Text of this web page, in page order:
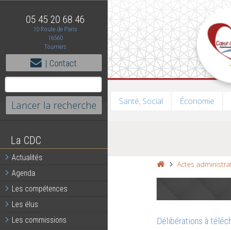
05 45 20 68 46
10 Route de Paris
16560
Tourriers
| Contact
La CDC
Actualités
Agenda
Les compétences
Les élus
Les commissions
Santé, Social Économie
Actes
Délibérations à